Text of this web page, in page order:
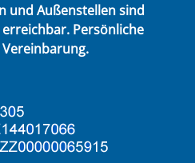
und Außenstellen sind
Persönliche